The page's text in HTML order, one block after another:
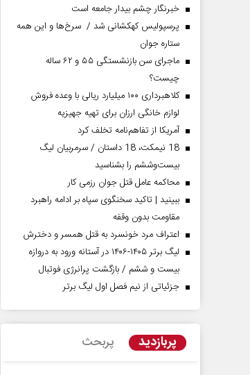
خبرنگار چشم بیدار جامعه است
پرسپولیس کهکشانی شد / سرخ‌ها و این همه
ستاره جوان
ماجرای سن بازنشستگی ۵۵ و ۶۲ ساله
چیست؟
کلاهبرداری ۱۰۰ میلیارد ریالی با وعده فروش
لوازم خانگی ارزان برای تهیه جهیزیه
آمریکا از تفاهم‌نامه تخلف کرد
18 نیمکت، 18 داستان / سرمربیان لیگ
بیست‌وششم را بشناسید
محاکمه عامل قتل جوان رزمی کار
ببینید | تاکید سخنگوی سپاه بر ادامه راهبرد
مقاومت بدون وقفه
اعتراف مرد خونسرد به قتل همسر و دخترش
لیگ برتر ۱۴۰۵-۱۴۰۶ در آستانه ورود به دروازه
بیست و ششم / بازگشت پرانرژی فوتبال
جزئیاتی از نیم فصل اول لیگ برتر
پربازدید پربحث